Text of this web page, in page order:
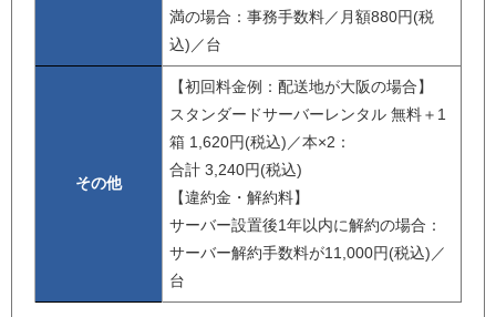
満の場合：事務手数料／月額880円(税
込)／台
その他
【初回料金例：配送地が大阪の場合】
スタンダードサーバーレンタル 無料＋1
箱 1,620円(税込)／本×2：
合計 3,240円(税込)
【違約金・解約料】
サーバー設置後1年以内に解約の場合：
サーバー解約手数料が11,000円(税込)／
台